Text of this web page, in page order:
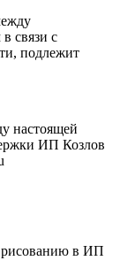
связи с
подлежит
настоящей
ИП Козлов
рисованию в ИП